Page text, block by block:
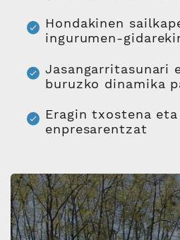
Hondakinen
ingurumen-
Jasangarritasunari
buruzko dinamika
Eragin txostena
enpresarentzat